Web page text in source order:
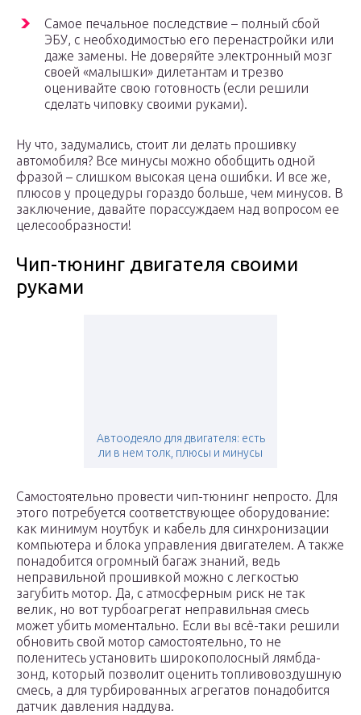
Самое печальное последствие – полный сбой
ЭБУ, с необходимостью его перенастройки или
даже замены. Не доверяйте электронный мозг
своей «малышки» дилетантам и трезво
оценивайте свою готовность (если решили
сделать чиповку своими руками).
Ну что, задумались, стоит ли делать прошивку
автомобиля? Все минусы можно обобщить одной
фразой – слишком высокая цена ошибки. И все же,
плюсов у процедуры гораздо больше, чем минусов. В
заключение, давайте порассуждаем над вопросом ее
целесообразности!
Чип-тюнинг двигателя своими
руками
Автоодеяло для двигателя: есть
ли в нем толк, плюсы и минусы
Самостоятельно провести чип-тюнинг непросто. Для
этого потребуется соответствующее оборудование:
как минимум ноутбук и кабель для синхронизации
компьютера и блока управления двигателем. А также
понадобится огромный багаж знаний, ведь
неправильной прошивкой можно с легкостью
загубить мотор. Да, с атмосферным риск не так
велик, но вот турбоагрегат неправильная смесь
может убить моментально. Если вы всё-таки решили
обновить свой мотор самостоятельно, то не
поленитесь установить широкополосный лямбда-
зонд, который позволит оценить топливовоздушную
смесь, а для турбированных агрегатов понадобится
датчик давления наддува.